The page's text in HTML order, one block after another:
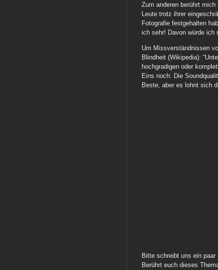
Zum anderen berührt
Leute trotz ihrer
Fotografie festgehalten
ich sehr! Davon würde ich
Um Missverständnissen
Blindheit (Wikipedia):
hochgradigen oder
Eins noch: Die
Beste, aber es lohnt sich
Bitte schreibt uns ein
Berührt euch dieses